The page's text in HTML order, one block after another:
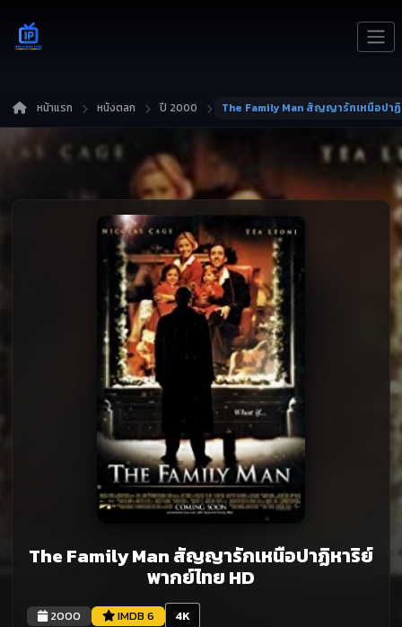
หน้าแรก หนังตลก ปี 2000
The Family Man สัญญารักเหนือปาฏิหาริย์
พากย์ไทย HD
2000 IMDB 6 4K